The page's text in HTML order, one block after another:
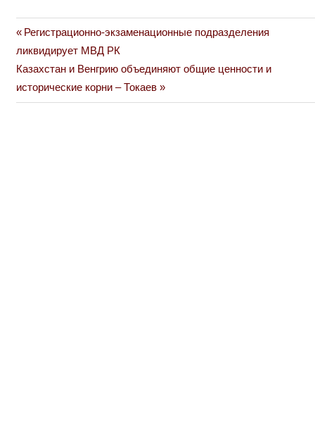
Навигация
по
записям
Previous
Post:
Регистрационно-экзаменационные подразделения
ликвидирует МВД РК
Next
Post:
Казахстан и Венгрию объединяют общие ценности и
исторические корни – Токаев